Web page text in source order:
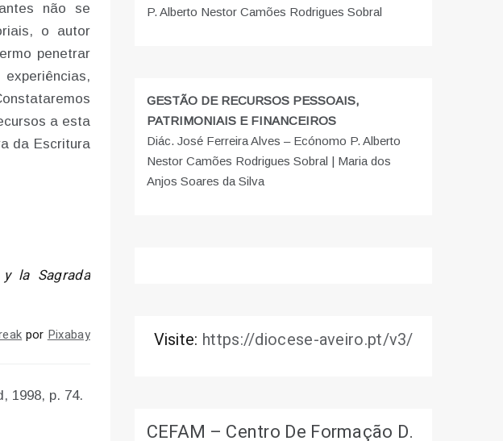
não se
o autor
penetrar
a esta
da Escritura
la Sagrada
por Pixabay
1998, p. 74.
P. Alberto Nestor Camões Rodrigues Sobral
GESTÃO DE RECURSOS PESSOAIS,
PATRIMONIAIS E FINANCEIROS
Diác. José Ferreira Alves – Ecónomo P. Alberto
Nestor Camões Rodrigues Sobral | Maria dos
Anjos Soares da Silva
Visite: https://diocese-aveiro.pt/v3/
CEFAM – Centro De Formação D.